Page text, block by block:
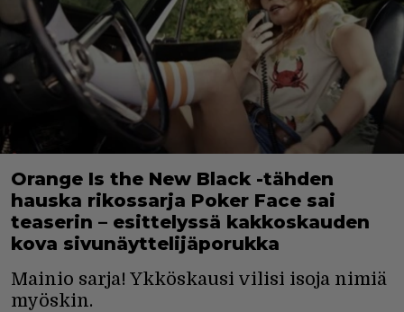
Orange Is the New Black -tähden
hauska rikossarja Poker Face sai
teaserin – esittelyssä kakkoskauden
kova sivunäyttelijäporukka
Mainio sarja! Ykköskausi vilisi isoja nimiä
myöskin.